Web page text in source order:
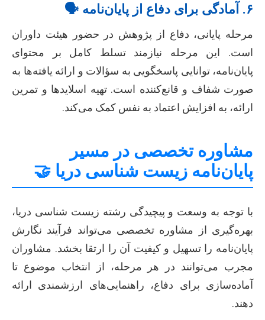
۶. آمادگی برای دفاع از پایان‌نامه 🗣️
مرحله پایانی، دفاع از پژوهش در حضور هیئت داوران
است. این مرحله نیازمند تسلط کامل بر محتوای
پایان‌نامه، توانایی پاسخگویی به سؤالات و ارائه یافته‌ها به
صورت شفاف و قانع‌کننده است. تهیه اسلایدها و تمرین
ارائه، به افزایش اعتماد به نفس کمک می‌کند.
مشاوره تخصصی در مسیر
پایان‌نامه زیست شناسی دریا 🤝
با توجه به وسعت و پیچیدگی رشته زیست شناسی دریا،
بهره‌گیری از مشاوره تخصصی می‌تواند فرآیند نگارش
پایان‌نامه را تسهیل و کیفیت آن را ارتقا بخشد. مشاوران
مجرب می‌توانند در هر مرحله، از انتخاب موضوع تا
آماده‌سازی برای دفاع، راهنمایی‌های ارزشمندی ارائه
دهند.